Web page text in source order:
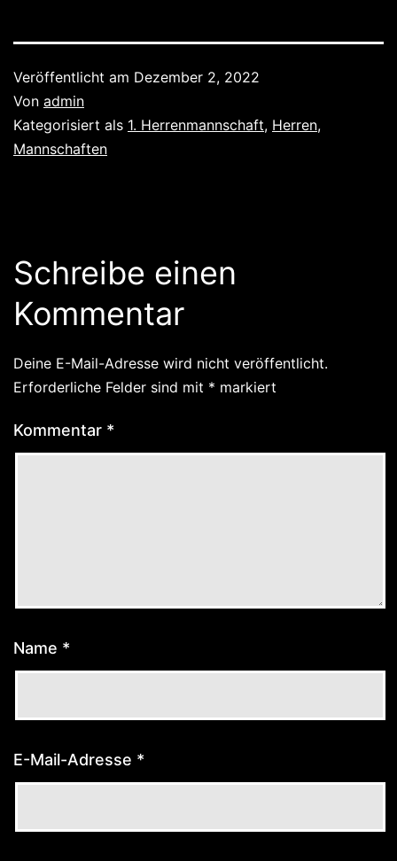
Veröffentlicht am Dezember 2, 2022
Von admin
Kategorisiert als 1. Herrenmannschaft, Herren,
Mannschaften
Schreibe einen
Kommentar
Deine E-Mail-Adresse wird nicht veröffentlicht.
Erforderliche Felder sind mit * markiert
Kommentar *
Name *
E-Mail-Adresse *